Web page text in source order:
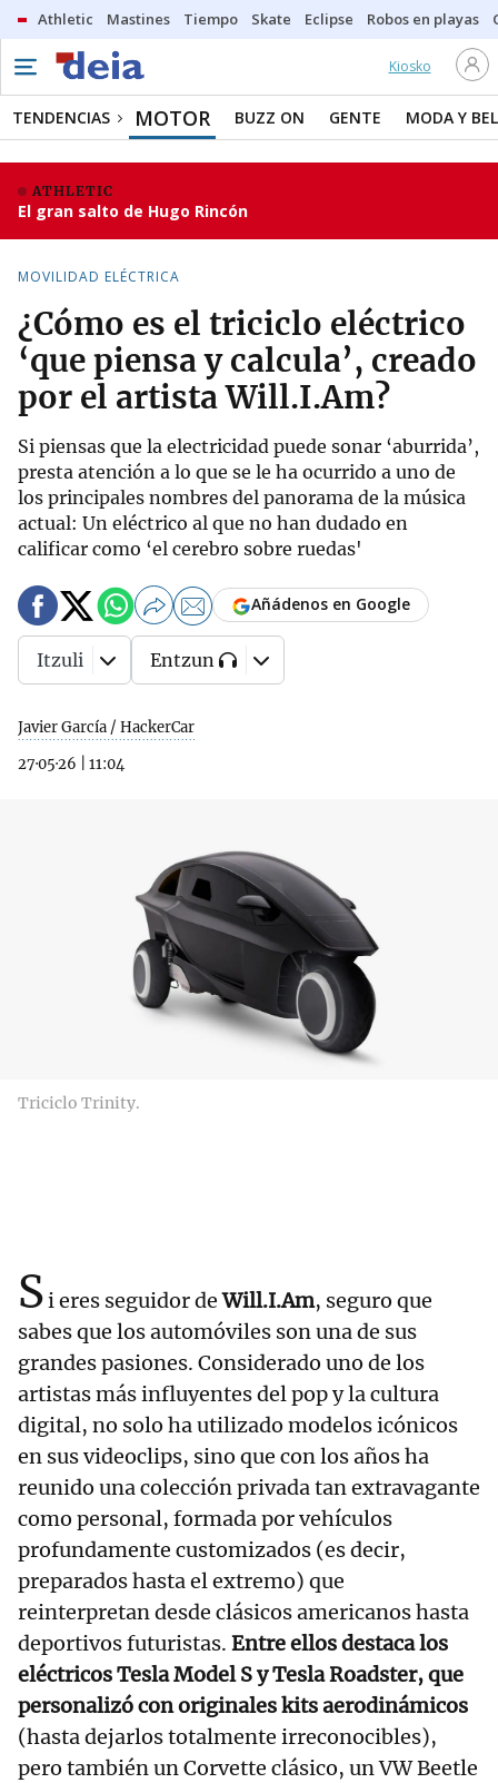
Athletic Mastines Tiempo Skate Eclipse Robos en playas
Kiosko
TENDENCIAS MOTOR BUZZ ON GENTE MODA Y
ATHLETIC
El gran salto de Hugo Rincón
MOVILIDAD ELÉCTRICA
¿Cómo es el triciclo eléctrico
‘que piensa y calcula’, creado
por el artista Will.I.Am?
Si piensas que la electricidad puede sonar ‘aburrida’,
presta atención a lo que se le ha ocurrido a uno de
los principales nombres del panorama de la música
actual: Un eléctrico al que no han dudado en
calificar como ‘el cerebro sobre ruedas'
Javier García / HackerCar
27·05·26
11:04
Añádenos en Google
Itzuli Entzun
Triciclo Trinity.
Si eres seguidor deWill.I.Am, seguro que
sabes que los automóviles son una de sus
grandes pasiones. Considerado uno de los
artistas más influyentes del pop y la cultura
digital, no solo ha utilizado modelos icónicos
en sus videoclips, sino que con los años ha
reunido una colección privada tan extravagante
como personal, formada por vehículos
profundamente customizados (es decir,
preparados hasta el extremo) que
reinterpretan desde clásicos americanos hasta
deportivos futuristas. Entre ellos destaca los
eléctricos Tesla Model S y Tesla Roadster, que
personalizó con originales kits aerodinámicos
(hasta dejarlos totalmente irreconocibles),
pero también un Corvette clásico, un VW Beetle